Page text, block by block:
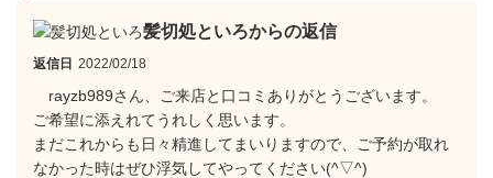
髪切処といろからの返信
返信日 2022/02/18
rayzb989さん、ご来店と口コミありがとうございます。
ご希望に添えれてうれしく思います。
まだこれからも日々精進してまいりますので、ご予約が取れ
なかった時はぜひ浮気してやってください(^▽^)